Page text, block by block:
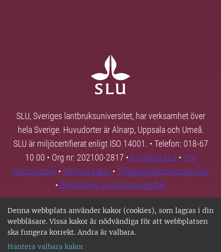
Denna webbplats använder kakor (cookies), som lagras i din
webbläsare. Vissa kakor är nödvändiga för att webbplatsen
ska fungera korrekt. Andra är valbara.
Hantera valbara kakor
SLU, Sveriges lantbruksuniversitet, har verksamhet över
hela Sverige. Huvudorter är Alnarp, Uppsala och Umeå.
SLU är miljöcertifierat enligt ISO 14001. • Telefon: 018-67
10 00 • Org nr: 202100-2817 • Kontakta SLU • Om
webbplatsen • Hantera kakor • Tillgänglighetsredogörelse
• Behandling av personuppgifter